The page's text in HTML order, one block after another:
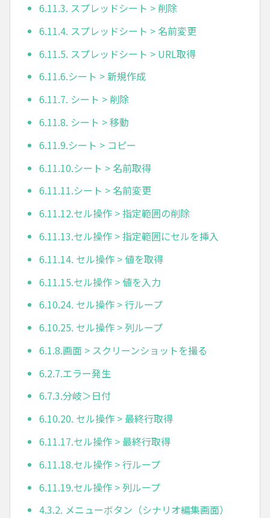
6.11.3. スプレッドシート > 削除
6.11.4. スプレッドシート > 名前変更
6.11.5. スプレッドシート > URL取得
6.11.6.シート > 新規作成
6.11.7. シート > 削除
6.11.8. シート > 移動
6.11.9.シート > コピー
6.11.10.シート > 名前取得
6.11.11.シート > 名前変更
6.11.12.セル操作 > 指定範囲の削除
6.11.13.セル操作 > 指定範囲にセルを挿入
6.11.14. セル操作 > 値を取得
6.11.15.セル操作 > 値を入力
6.10.24. セル操作 > 行ループ
6.10.25. セル操作 > 列ループ
6.1.8.画面 > スクリーンショットを撮る
6.2.7.エラー発生
6.7.3.分岐＞日付
6.10.20. セル操作 > 最終行取得
6.11.17.セル操作 > 最終行取得
6.11.18.セル操作 > 行ループ
6.11.19.セル操作 > 列ループ
4.3.2. メニューボタン（シナリオ編集画面）